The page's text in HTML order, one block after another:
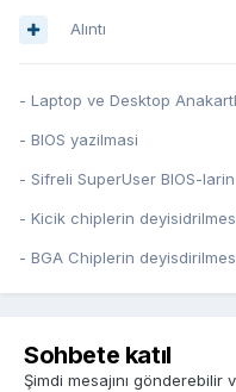
Alıntı
- Laptop ve Desktop
- BIOS yazilmasi
- Sifreli SuperUser BIOS-
- Kicik chiplerin
- BGA Chiplerin
Sohbete katıl
Şimdi mesajını gönderebilir